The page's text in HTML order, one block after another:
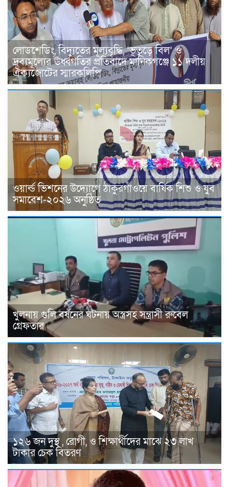
লোডশেডিং, বিদ্যুতের মূল্যবৃদ্ধি, ‘ভূতুড়ে বিল’ ও
দ্রব্যমূল্যের ঊর্ধ্বগতির প্রতিবাদে মানিকগঞ্জে ১১ দলীয়
ঐক্যজোটের স্মারকলিপি
ওয়ার্ল্ড ভিশনের উদ্যোগে ঠাকুরগাঁওয়ে বার্ষিক শিশু ও যুব
সমাবেশ-২০২৬ অনুষ্ঠিত
খুলনায় গুলি বর্ষনের ঘটনায় অস্ত্রসহ সন্ত্রাসী রুবেল
গ্রেফতার
১২৬ জন দুস্থ , রোগী, ও শিক্ষার্থীদের মাঝে ২৩ লাখ
টাকার চেক বিতরণ